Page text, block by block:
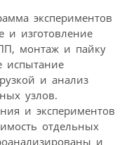
экспериментов
и изготовление
монтаж и пайку
испытание
и анализ
узлов.
и экспериментов
отдельных
и